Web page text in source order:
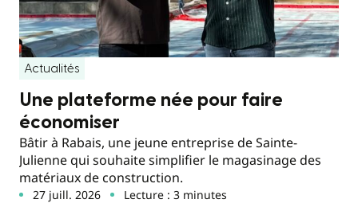
Actualités
Une plateforme née pour faire
économiser
Bâtir à Rabais, une jeune entreprise de Sainte-
Julienne qui souhaite simplifier le magasinage des
matériaux de construction.
27 juill. 2026 Lecture : 3 minutes